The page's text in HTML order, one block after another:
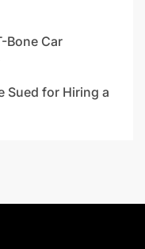
Bone Car
Sued for Hiring a